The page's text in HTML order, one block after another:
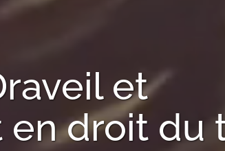
et
droit du